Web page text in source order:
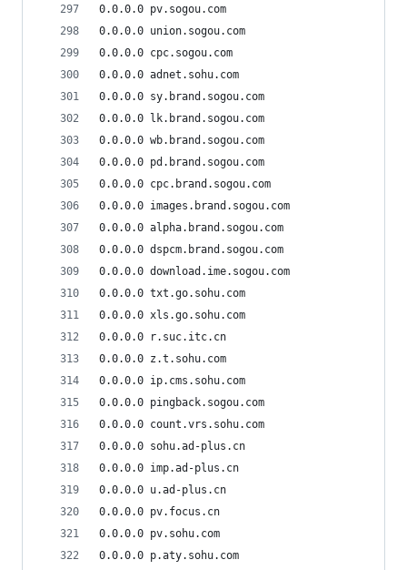
0.0.0.0 pv.sogou.com
0.0.0.0 union.sogou.com
0.0.0.0 cpc.sogou.com
0.0.0.0 adnet.sohu.com
0.0.0.0 sy.brand.sogou.com
0.0.0.0 lk.brand.sogou.com
0.0.0.0 wb.brand.sogou.com
0.0.0.0 pd.brand.sogou.com
0.0.0.0 cpc.brand.sogou.com
0.0.0.0 images.brand.sogou.com
0.0.0.0 alpha.brand.sogou.com
0.0.0.0 dspcm.brand.sogou.com
0.0.0.0 download.ime.sogou.com
0.0.0.0 txt.go.sohu.com
0.0.0.0 xls.go.sohu.com
0.0.0.0 r.suc.itc.cn
0.0.0.0 z.t.sohu.com
0.0.0.0 ip.cms.sohu.com
0.0.0.0 pingback.sogou.com
0.0.0.0 count.vrs.sohu.com
0.0.0.0 sohu.ad-plus.cn
0.0.0.0 imp.ad-plus.cn
0.0.0.0 u.ad-plus.cn
0.0.0.0 pv.focus.cn
0.0.0.0 pv.sohu.com
0.0.0.0 p.aty.sohu.com